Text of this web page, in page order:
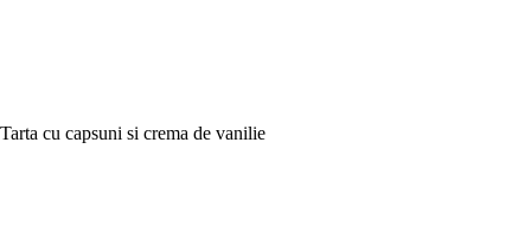
Tarta cu capsuni si crema de vanilie